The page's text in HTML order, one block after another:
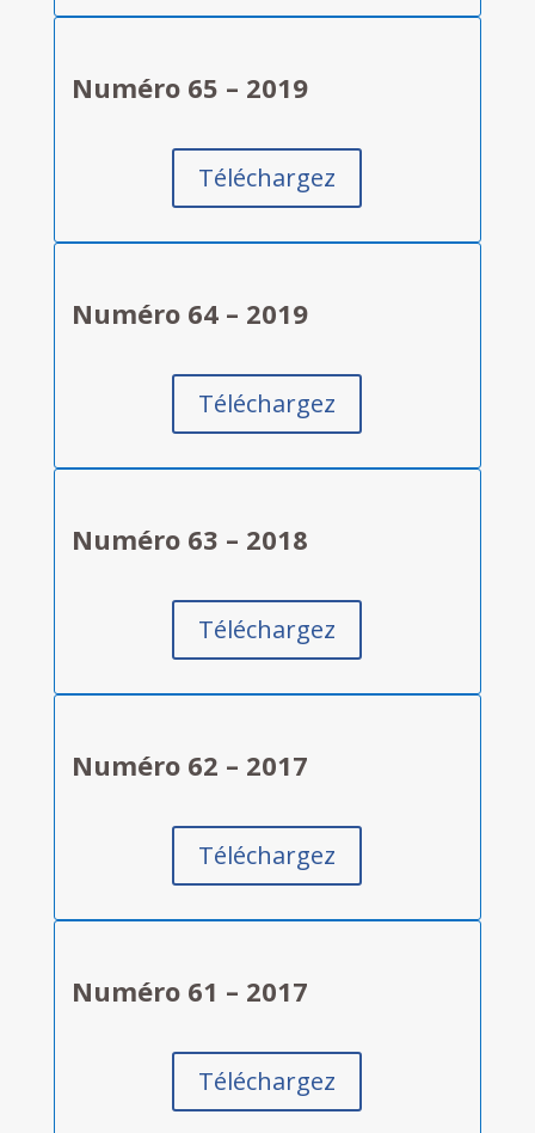
Numéro 65 – 2019
Téléchargez
Numéro 64 – 2019
Téléchargez
Numéro 63 – 2018
Téléchargez
Numéro 62 – 2017
Téléchargez
Numéro 61 – 2017
Téléchargez